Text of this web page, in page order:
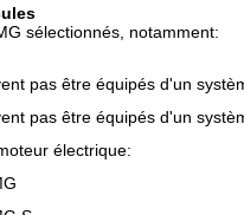
sélectionnés, notamment:
pas être équipés d'un
pas être équipés d'un
électrique: